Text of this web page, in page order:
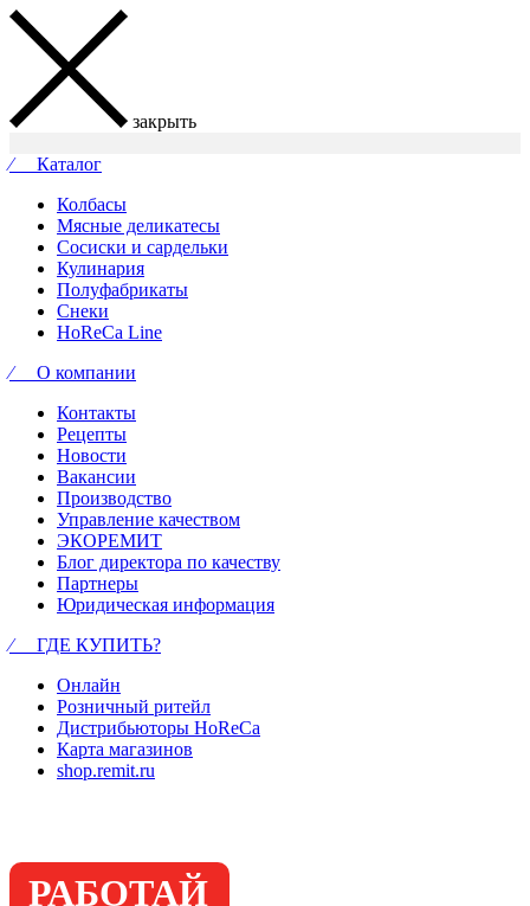
закрыть
⁄ Каталог
Колбасы
Мясные деликатесы
Сосиски и сардельки
Кулинария
Полуфабрикаты
Снеки
HoReCa Line
⁄ О компании
Контакты
Рецепты
Новости
Вакансии
Производство
Управление качеством
ЭКОРЕМИТ
Блог директора по качеству
Партнеры
Юридическая информация
⁄ ГДЕ КУПИТЬ?
Онлайн
Розничный ритейл
Дистрибьюторы HoReCa
Карта магазинов
shop.remit.ru
РАБОТАЙ